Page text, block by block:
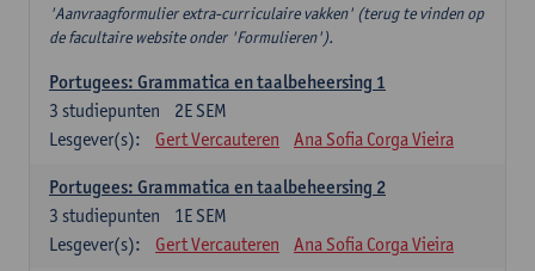
'Aanvraagformulier extra-curriculaire vakken' (terug te vinden op
de facultaire website onder 'Formulieren').
Portugees: Grammatica en taalbeheersing 1
2E SEM
3 studiepunten
Lesgever(s):
Gert Vercauteren Ana Sofia Corga Vieira
Portugees: Grammatica en taalbeheersing 2
1E SEM
3 studiepunten
Lesgever(s):
Gert Vercauteren Ana Sofia Corga Vieira